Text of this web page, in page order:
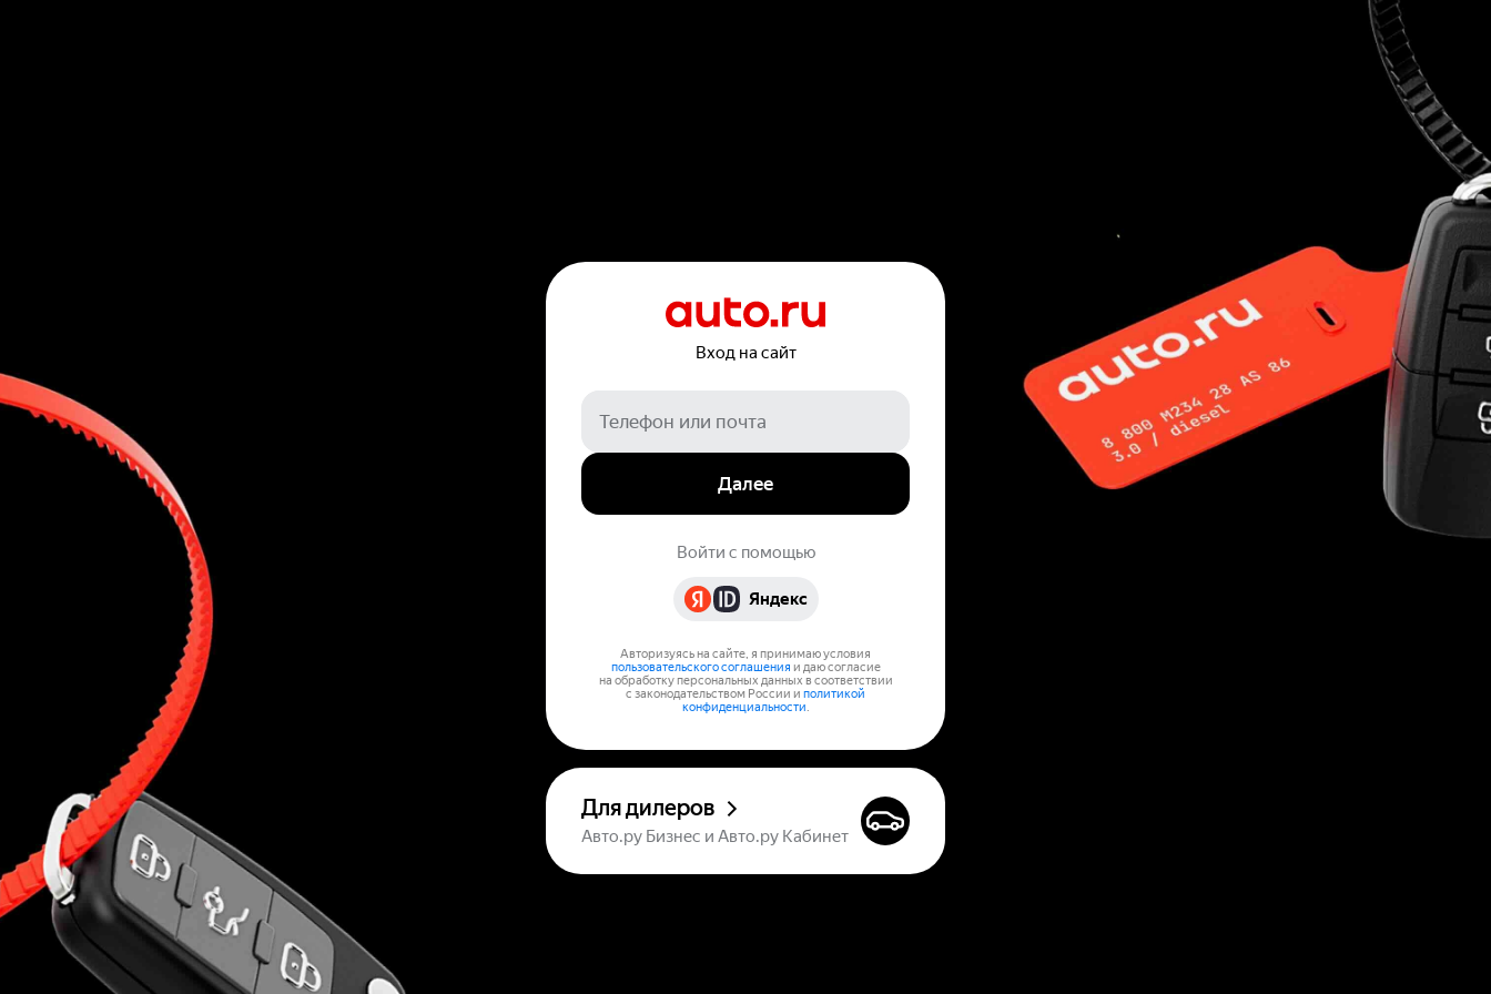
Вход на сайт
Далее
Войти с помощью
Яндекс
Авторизуясь на сайте, я принимаю условия
пользовательского соглашения и даю согласие
на обработку персональных данных в соответствии
с законодательством России и политикой
конфиденциальности.
Для дилеров
Авто.ру Бизнес и Авто.ру Кабинет